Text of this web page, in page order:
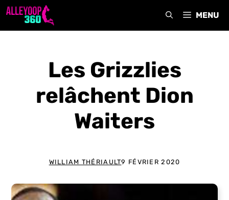
Aller
MENU
Les Grizzlies
relâchent Dion
Waiters
WILLIAM THÉRIAULT9 FÉVRIER 2020